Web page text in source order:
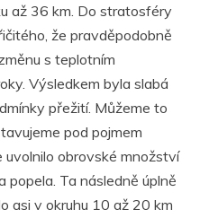
až 36 km. Do stratosféry
že pravděpodobně
s teplotním
Výsledkem byla slabá
přežití. Můžeme to
pod pojmem
uvolnilo obrovské množství
popela. Ta následně úplně
asi v okruhu 10 až 20 km